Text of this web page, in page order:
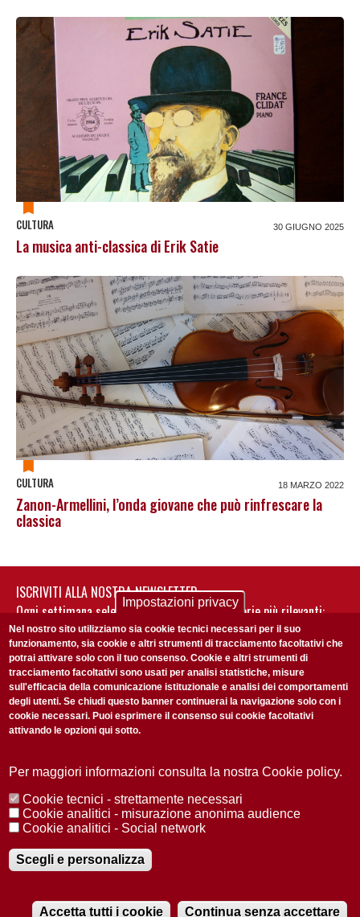
CULTURA 30 GIUGNO 2025
La musica anti-classica di Erik Satie
CULTURA 18 MARZO 2022
Zanon-Armellini, l’onda giovane che può rinfrescare la
classica
ISCRIVITI ALLA NOSTRA NEWSLETTER
Ogni settimana selezioniamo per te nostre storie più rilevanti:
non perderti gli aggiornamenti della nostra newsletter
Accetto laPrivacy Policy
Redazione Copyright Privacy
Area stampa
© 2025 Università di Padova
Registrazione presso il Tribunale di Padova n. 2097/2012 del 18 giugno
2012
Impostazioni privacy
Nel nostro sito utilizziamo sia cookie tecnici necessari per il suo
funzionamento, sia cookie e altri strumenti di tracciamento facoltativi che
potrai attivare solo con il tuo consenso. Cookie e altri strumenti di
tracciamento facoltativi sono usati per analisi statistiche, misure
sull'efficacia della comunicazione istituzionale e analisi dei comportamenti
degli utenti. Se chiudi questo banner continuerai la navigazione solo con i
cookie necessari. Puoi esprimere il consenso sui cookie facoltativi
attivando le opzioni qui sotto.
Per maggiori informazioni consulta la nostra Cookie policy.
Cookie tecnici - strettamente necessari
Cookie analitici - misurazione anonima audience
Cookie analitici - Social network
Scegli e personalizza
Accetta tutti i cookie Continua senza accettare